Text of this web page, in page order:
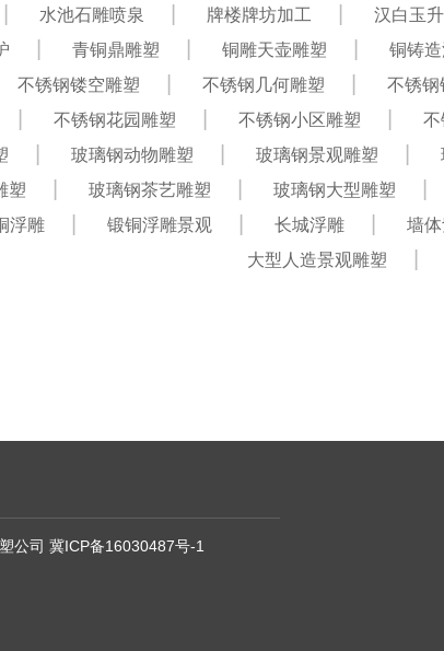
水池石雕喷泉 牌楼牌坊加工 汉白玉
青铜鼎雕塑 铜雕天壶雕塑 铜铸
不锈钢镂空雕塑 不锈钢几何雕塑 不锈钢
不锈钢花园雕塑 不锈钢小区雕塑 不
玻璃钢动物雕塑 玻璃钢景观雕塑
塑 玻璃钢茶艺雕塑 玻璃钢大型雕塑
浮雕 锻铜浮雕景观 长城浮雕 墙
大型人造景观雕塑
公司 冀ICP备16030487号-1